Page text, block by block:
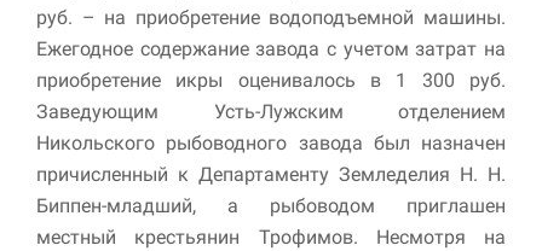
руб. – на приобретение водоподъемной машины.
Ежегодное содержание завода с учетом затрат на
приобретение икры оценивалось в 1 300 руб.
Заведующим Усть-Лужским отделением
Никольского рыбоводного завода был назначен
причисленный к Департаменту Земледелия Н. Н.
Биппен-младший, а рыбоводом приглашен
местный крестьянин Трофимов. Несмотря на